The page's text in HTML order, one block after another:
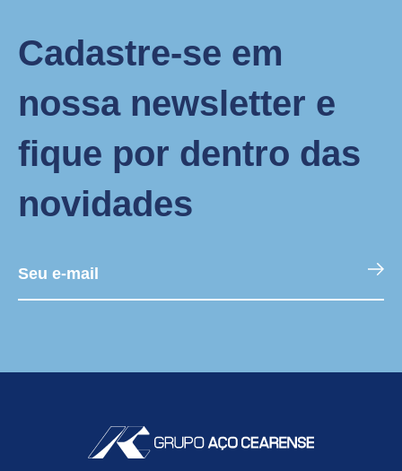
Cadastre-se em
nossa newsletter e
fique por dentro das
novidades